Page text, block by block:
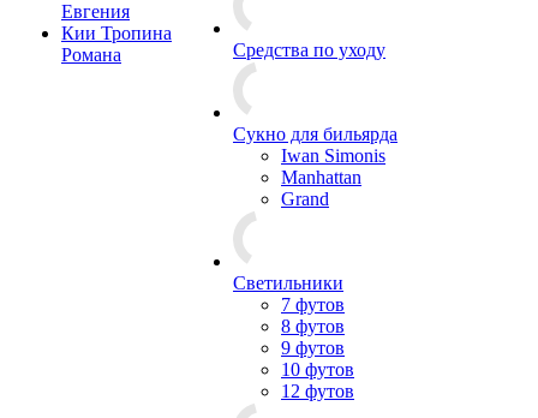
Евгения
Кии Тропина
Романа
Средства по уходу
Сукно для бильярда
Iwan Simonis
Manhattan
Grand
Светильники
7 футов
8 футов
9 футов
10 футов
12 футов